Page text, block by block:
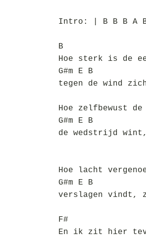
Intro: | B B B A
B
Hoe sterk is de
G#m E B
tegen de wind
Hoe zelfbewust
G#m E B
de wedstrijd wint,
Hoe lacht
G#m E B
verslagen vindt,
F#
En ik zit hier